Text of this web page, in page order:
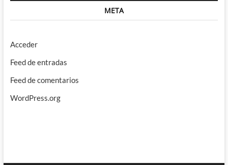
META
Acceder
Feed de entradas
Feed de comentarios
WordPress.org